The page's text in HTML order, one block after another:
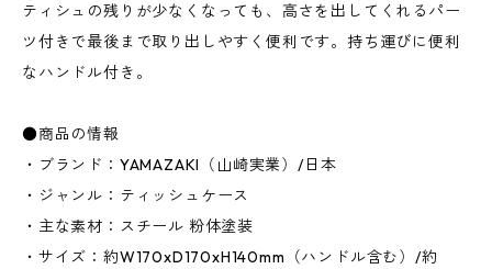
ティシュの残りが少なくなっても、高さを出してくれるパー
ツ付きで最後まで取り出しやすく便利です。持ち運びに便利
なハンドル付き。
●商品の情報
・ブランド：YAMAZAKI（山崎実業）/日本
・ジャンル：ティッシュケース
・主な素材：スチール 粉体塗装
・サイズ：約W170xD170xH140mm（ハンドル含む）/約